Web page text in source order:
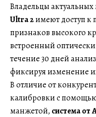
Владельцы
Ultra 2имеют доступ к
признаков высокого
встроенный
течение 30 дней
фиксируя изменение
В отличие от
калибровки с помощью
манжетой, система от